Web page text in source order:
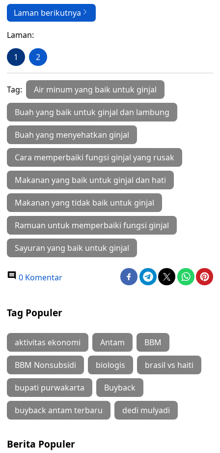
Laman berikutnya
Laman:
1 2
Tag: Air minum yang baik untuk ginjal
Buah yang baik untuk ginjal dan lambung
Buah yang menyehatkan ginjal
Cara memperbaiki fungsi ginjal yang rusak
Makanan yang baik untuk ginjal dan hati
Makanan yang tidak baik untuk ginjal
Ramuan untuk memperbaiki fungsi ginjal
Sayuran yang baik untuk ginjal
0 Komentar
Tag Populer
aktivitas ekonomi Antam BBM
BBM Nonsubsidi biologis brasil vs haiti
bupati purwakarta Buyback
buyback antam terbaru dedi mulyadi
Berita Populer